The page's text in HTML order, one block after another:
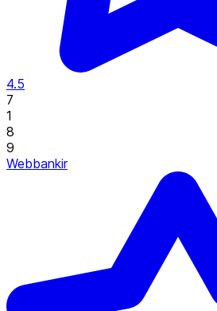
4.5
7
1
8
9
Webbankir